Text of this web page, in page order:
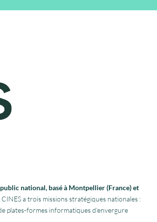
national, basé à Montpellier (France) et
CINES a trois missions stratégiques nationales :
plates-formes informatiques d’envergure